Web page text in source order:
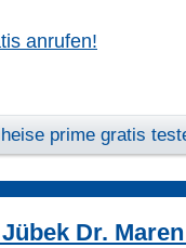
anrufen!
heise prime gratis
Dr.